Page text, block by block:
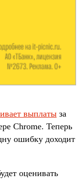
выплаты за
Chrome. Теперь
ошибку доходит
оценивать